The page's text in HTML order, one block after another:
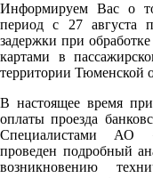
Информируем Вас о
период с 27 августа
задержки при
картами в
территории Тюменской
В настоящее время
оплаты проезда
Специалистами АО
проведен подробный
возникновению